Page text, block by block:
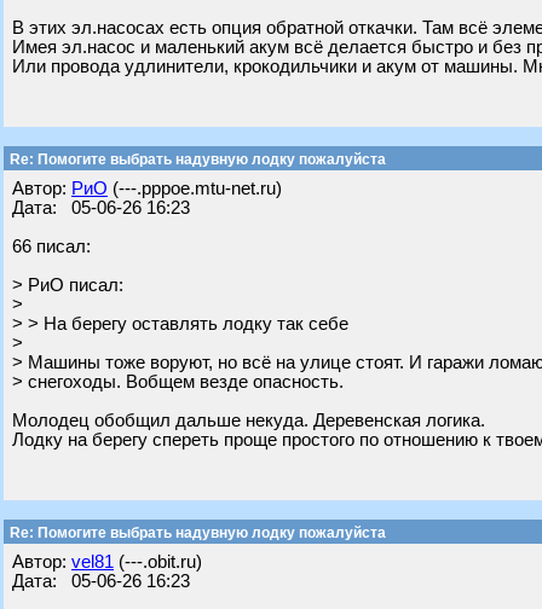
В этих эл.насосах есть опция обратной откачки. Там всё
Имея эл.насос и маленький акум всё делается быстро и без
Или провода удлинители, крокодильчики и акум от машины.
Re: Помогите выбрать надувную лодку пожалуйста
Автор: РиО (---.pppoe.mtu-net.ru)
Дата: 05-06-26 16:23
66 писал:
> РиО писал:
>
> > На берегу оставлять лодку так себе
>
> Машины тоже воруют, но всё на улице стоят. И гаражи
> снегоходы. Вобщем везде опасность.
Молодец обобщил дальше некуда. Деревенская логика.
Лодку на берегу спереть проще простого по отношению к
Re: Помогите выбрать надувную лодку пожалуйста
Автор: vel81 (---.obit.ru)
Дата: 05-06-26 16:23